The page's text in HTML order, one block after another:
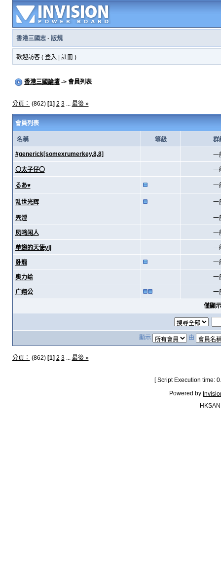
香港三國志· 版規
歡迎訪客 ( 登入 註冊)
香港三國論壇-> 會員列表
分頁： (862) [1] 2 3... 最後 »
會員列表
名稱 等級 群
#generick[somexrumerkey,8,8] 一
〇太子仔〇 一
るあ♥ 一
乱世光辉 一
兲漟 一
凤鸣闲人 一
单翅的天使ylj 一
卧龍 一
奥力给 一
广翔公
一
僅顯
顯示 由
分頁： (862) [1] 2 3... 最後 »
[ Script Execution time:
Powered by